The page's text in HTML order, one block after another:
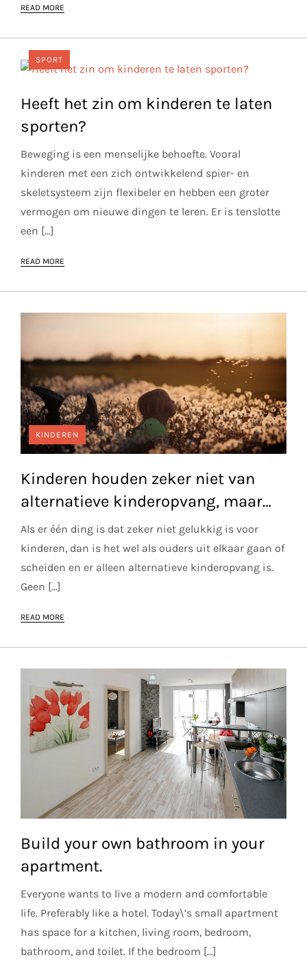
READ MORE
SPORT
Heeft het zin om kinderen te laten
sporten?
Beweging is een menselijke behoefte. Vooral
kinderen met een zich ontwikkelend spier- en
skeletsysteem zijn flexibeler en hebben een groter
vermogen om nieuwe dingen te leren. Er is tenslotte
een […]
READ MORE
KINDEREN
Kinderen houden zeker niet van
alternatieve kinderopvang, maar…
Als er één ding is dat zeker niet gelukkig is voor
kinderen, dan is het wel als ouders uit elkaar gaan of
scheiden en er alleen alternatieve kinderopvang is.
Geen […]
READ MORE
Build your own bathroom in your
apartment.
Everyone wants to live a modern and comfortable
life. Preferably like a hotel. Today\’s small apartment
has space for a kitchen, living room, bedroom,
bathroom, and toilet. If the bedroom […]